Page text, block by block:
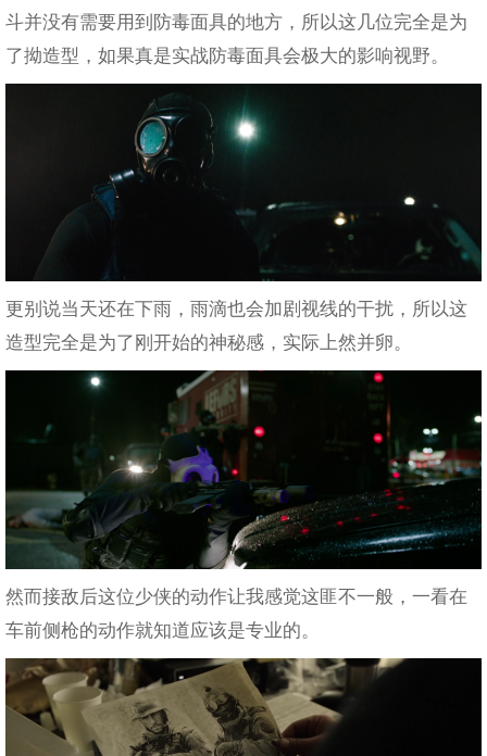
斗并没有需要用到防毒面具的地方，所以这几位完全是为
了拗造型，如果真是实战防毒面具会极大的影响视野。
更别说当天还在下雨，雨滴也会加剧视线的干扰，所以这
造型完全是为了刚开始的神秘感，实际上然并卵。
然而接敌后这位少侠的动作让我感觉这匪不一般，一看在
车前侧枪的动作就知道应该是专业的。